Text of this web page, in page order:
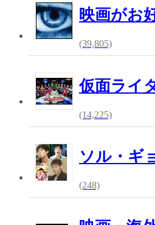
映画がお
(39,805)
仮面ライ
(14,225)
ソル・ギ
(248)